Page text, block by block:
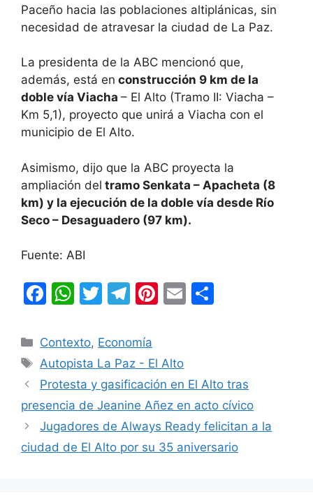
Paceño hacia las poblaciones altiplánicas, sin
necesidad de atravesar la ciudad de La Paz.
La presidenta de la ABC mencionó que,
además, está en construcción 9 km de la
doble vía Viacha – El Alto (Tramo II: Viacha –
Km 5,1), proyecto que unirá a Viacha con el
municipio de El Alto.
Asimismo, dijo que la ABC proyecta la
ampliación del tramo Senkata – Apacheta (8
km) y la ejecución de la doble vía desde Río
Seco – Desaguadero (97 km).
Fuente: ABI
F
c
e
b
o
o
k
W
at
s
A
p
p
T
itt
er
T
e
gr
a
m
Pi
e
st
E
ar
tir
Categorías
Contexto, Economía
Etiquetas
Autopista La Paz - El Alto
Protesta y gasificación en El Alto tras
presencia de Jeanine Añez en acto cívico
Jugadores de Always Ready felicitan a la
ciudad de El Alto por su 35 aniversario